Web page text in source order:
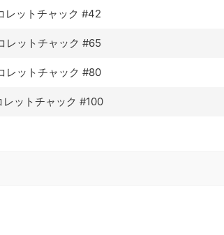
レットチャック #42
レットチャック #65
レットチャック #80
ットチャック #100